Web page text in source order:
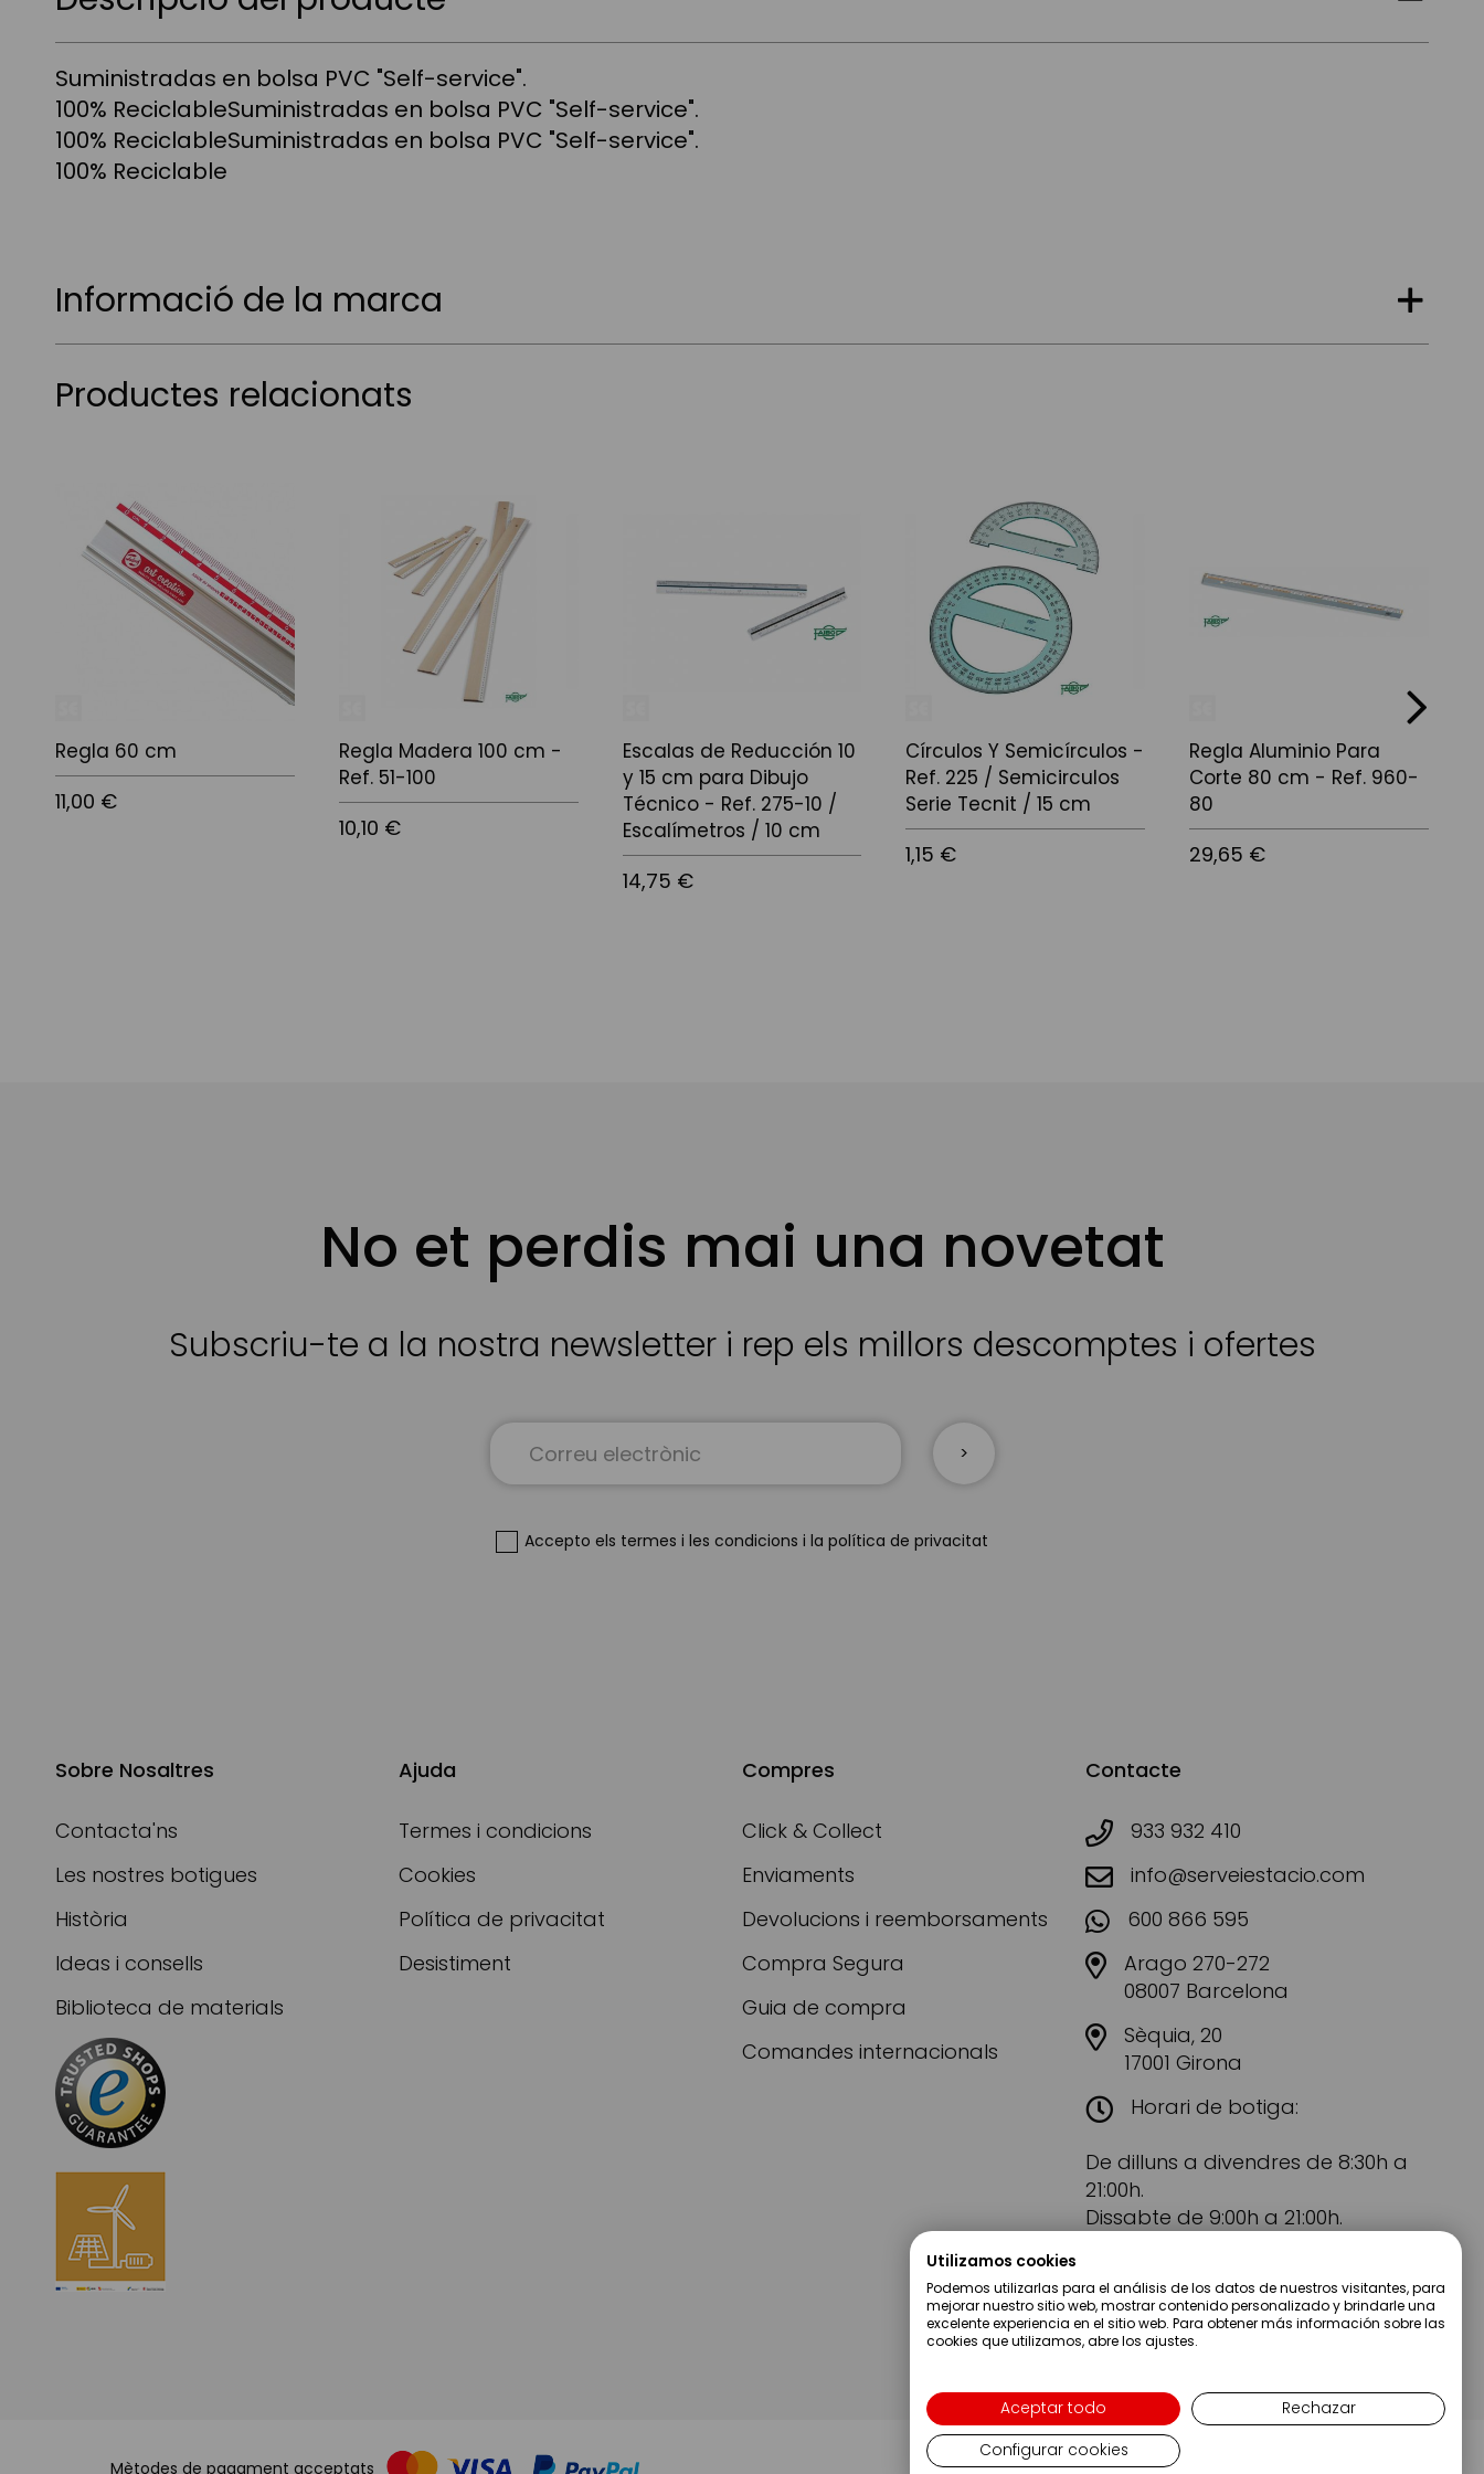
Suministradas en bolsa PVC "Self-service".
100% ReciclableSuministradas en bolsa PVC "Self-service".
100% ReciclableSuministradas en bolsa PVC "Self-service".
100% Reciclable
Informació de la marca
Productes relacionats
Regla 60 cm
11,00 €
Regla Madera 100 cm -
Ref. 51-100
10,10 €
Escalas de Reducción 10
y 15 cm para Dibujo
Técnico - Ref. 275-10 /
Escalímetros / 10 cm
14,75 €
Círculos Y Semicírculos -
Ref. 225 / Semicirculos
Serie Tecnit / 15 cm
1,15 €
Regla Aluminio Para
Corte 80 cm - Ref. 960-
80
29,65 €
No et perdis mai una novetat
Subscriu-te a la nostra newsletter i rep els millors descomptes i ofertes
Up
Accepto els termes i les condicions i la política de privacitat
Sobre Nosaltres
Contacta'ns
Les nostres botigues
Història
Ideas i consells
Biblioteca de materials
Ajuda
Termes i condicions
Cookies
Política de privacitat
Desistiment
Compres
Click & Collect
Enviaments
Devolucions i reemborsaments
Compra Segura
Guia de compra
Comandes internacionals
Contacte
933 932 410
info@serveiestacio.com
600 866 595
Arago 270-272
08007 Barcelona
Sèquia, 20
17001 Girona
Horari de botiga:
De dilluns a divendres de 8:30h a
21:00h.
Dissabte de 9:00h a 21:00h.
Mètodes de pagament acceptats
Utilizamos cookies
Podemos utilizarlas para el análisis de los datos de nuestros visitantes, para
mejorar nuestro sitio web, mostrar contenido personalizado y brindarle una
excelente experiencia en el sitio web. Para obtener más información sobre las
cookies que utilizamos, abre los ajustes.
Aceptar todo
Rechazar
Configurar cookies